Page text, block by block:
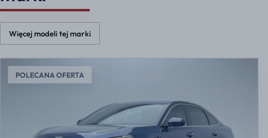
Więcej modeli tej marki
POLECANA OFERTA